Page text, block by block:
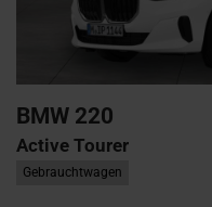
BMW 220
Active Tourer
Gebrauchtwagen